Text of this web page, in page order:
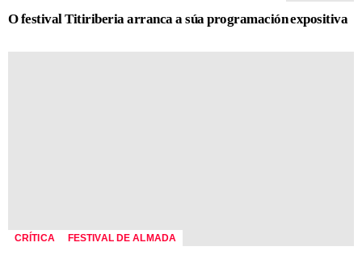
O festival Titiriberia arranca a súa programación expositiva
CRÍTICA FESTIVAL DE ALMADA